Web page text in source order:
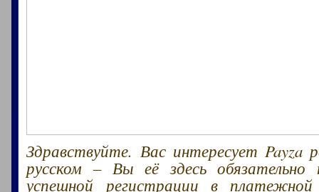
Здравствуйте. Вас интересует Payza
русском – Вы её здесь обязательно
успешной регистрации в